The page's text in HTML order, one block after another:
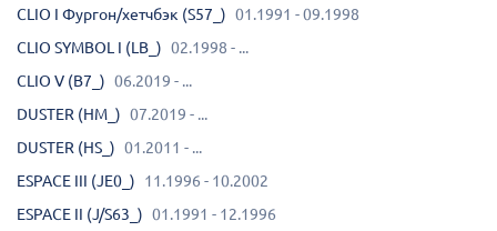
CLIO I Фургон/хетчбэк (S57_) 01.1991 - 09.1998
CLIO SYMBOL I (LB_) 02.1998 - ...
CLIO V (B7_) 06.2019 - ...
DUSTER (HM_) 07.2019 - ...
DUSTER (HS_) 01.2011 - ...
ESPACE III (JE0_)
11.1996 - 10.2002
ESPACE II (J/S63_) 01.1991 - 12.1996